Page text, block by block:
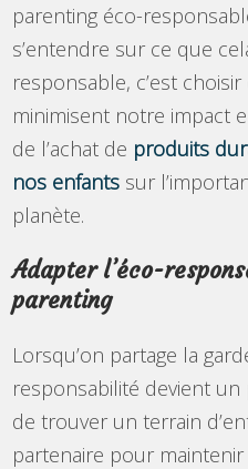
parenting éco-
s’entendre sur ce que
responsable, c’est
minimisent notre impact
de l’achat de produits
nos enfants sur
planète.
Adapter l’éco-
parenting
Lorsqu’on partage la
responsabilité devient un
de trouver un terrain
partenaire pour